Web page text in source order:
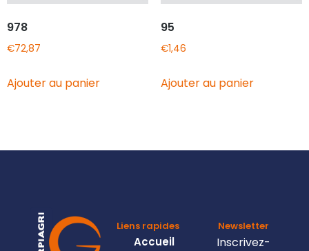
978
€72,87
Ajouter au panier
95
€1,46
Ajouter au panier
Liens rapides
Accueil
Newsletter
Inscrivez-